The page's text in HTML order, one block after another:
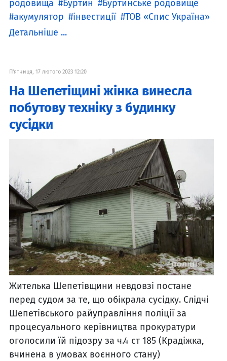
родовища Буртин
Буртинське родовище
акумулятор
інвестиції
ТОВ «Спис Україна»
Детальніше ...
П'ятниця, 17 лютого 2023 12:20
На Шепетіщині жінка винесла
побутову техніку з будинку
сусідки
Жителька Шепетівщини невдовзі постане
перед судом за те, що обікрала сусідку. Слідчі
Шепетівського райуправління поліції за
процесуального керівництва прокуратури
оголосили їй підозру за ч.4 ст 185 (Крадіжка,
вчинена в умовах воєнного стану)